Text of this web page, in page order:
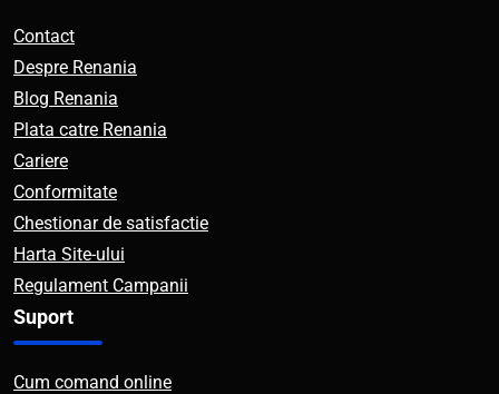
Contact
Despre Renania
Blog Renania
Plata catre Renania
Cariere
Conformitate
Chestionar de satisfactie
Harta Site-ului
Regulament Campanii
Suport
Cum comand online